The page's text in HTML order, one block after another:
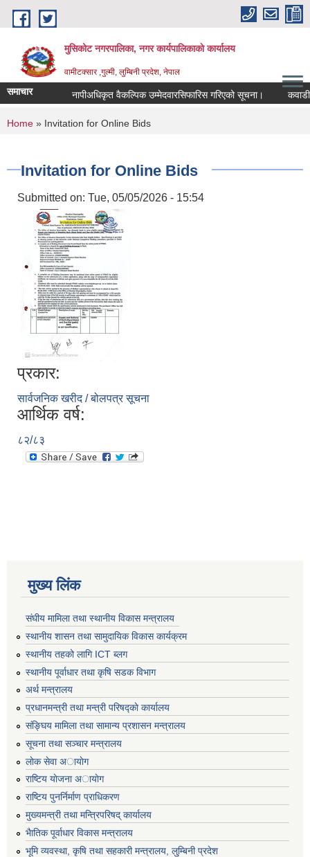
Skip to main content
मुसिकोट नगरपालिका, नगर कार्यपालिकाकाे कार्यालय
वामीटक्सार ,गुल्मी, लुम्बिनी प्रदेश, नेपाल
समाचार नापीअधिकृत वैकल्पिक उम्मेदवारसिफारिस गरिएको सूचना। कवाडी
You are here
Home » Invitation for Online Bids
Invitation for Online Bids
Submitted on: Tue, 05/05/2026 - 15:54
प्रकार:
सार्वजनिक खरीद / बोलपत्र सूचना
आर्थिक वर्ष:
८२/८३
मुख्य लिंक
संघीय मामिला तथा स्थानीय विकास मन्त्रालय
स्थानीय शासन तथा सामुदायिक विकास कार्यक्रम
स्थानीय तहको लागि ICT ब्लग
स्थानीय पूर्वाधार तथा कृषि सडक विभाग
अर्थ मन्त्रालय
प्रधानमन्त्री तथा मन्त्री परिषद्काे कार्यालय
संङ्घिय मामिला तथा सामान्य प्रशासन मन्त्रालय
सूचना तथा सञ्चार मन्त्रालय
लाेक सेवा अायाेग
राष्टिय याेजना अायाेग
राष्टिय पुनर्निर्माण प्राधिकरण
मुख्यमन्त्री तथा मन्त्रिपरिषद् कार्यालय
भैातिक पूर्वाधार विकास मन्त्रालय
भूमि व्यवस्था, कृषि तथा सहकारी मन्त्रालय, लु्म्बिनी प्रदेश